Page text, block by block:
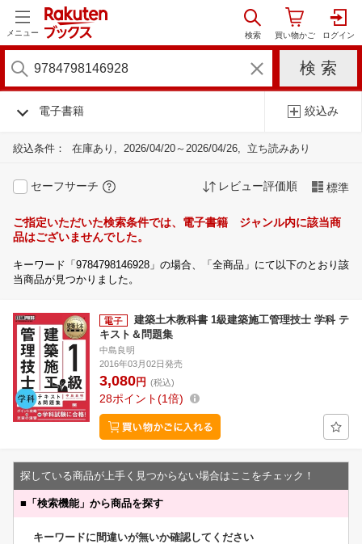
メニュー
電子書籍 絞込み
絞込条件： 在庫あり 2026/04/20～2026/04/26 立ち読みあり
セーフサーチ レビュー評価順 標準
ご指定いただいた検索条件では、電子書籍 ジャンル内に該当商
品はございませんでした。
キーワード「9784798146928」の場合、「全商品」にて以下のとおり該
当商品が見つかりました。
建築土木教科書 1級建築施工管理技士 学科 テ
キスト＆問題集
中島良明
2016年03月02日発売
3,080円 (税込)
28ポイント 1倍
探している商品が上手く見つからない場合はここをチェック！
■ 「検索機能」から商品を探す
キーワードに間違いが無いか確認してください